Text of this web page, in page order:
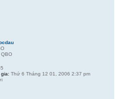
Thứ 6 Tháng 12 01, 2006 2:37 pm